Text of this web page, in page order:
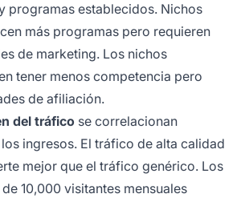
programas establecidos. Nichos
más programas pero requieren
de marketing. Los nichos
tener menos competencia pero
de afiliación.
del tráfico se correlacionan
ingresos. El tráfico de alta calidad
mejor que el tráfico genérico. Los
10,000 visitantes mensuales